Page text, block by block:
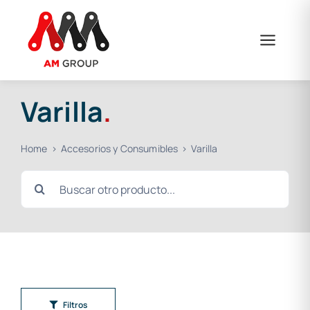
contenido
Varilla.
Home Accesorios y Consumibles Varilla
Buscar:
Filtros